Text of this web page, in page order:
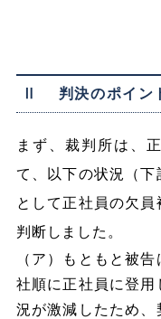
Ⅱ 判決のポイン
まず、裁判所は、
て、以下の状況（下
として正社員の欠
判断しました。
（ア）もともと被
社順に正社員に登用
況が激減したため、